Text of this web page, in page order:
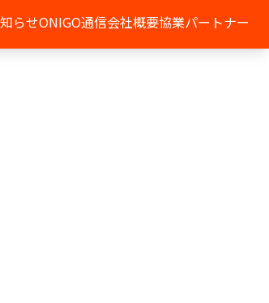
らせONIGO通信会社概要協業パートナー